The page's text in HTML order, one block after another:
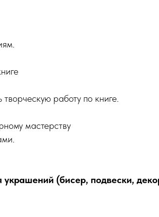
работу по книге.
мастерству
украшений (бисер, подвески,